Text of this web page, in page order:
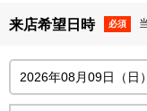
来店希望日時 必須